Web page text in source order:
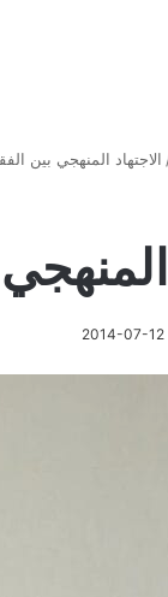
الاجتهاد المنهجي بين
2014-07-12